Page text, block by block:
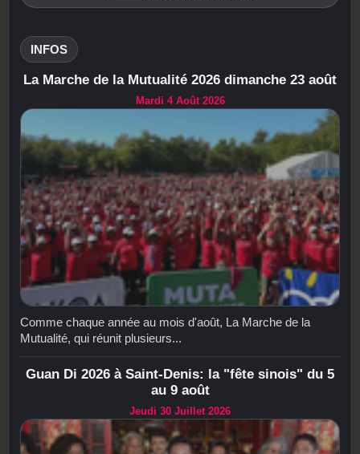
INFOS
La Marche de la Mutualité 2026 dimanche 23 août
Mardi 4 Août 2026
Comme chaque année au mois d'août, La Marche de la
Mutualité, qui réunit plusieurs...
Guan Di 2026 à Saint-Denis: la "fête sinois" du 5
au 9 août
Jeudi 30 Juillet 2026